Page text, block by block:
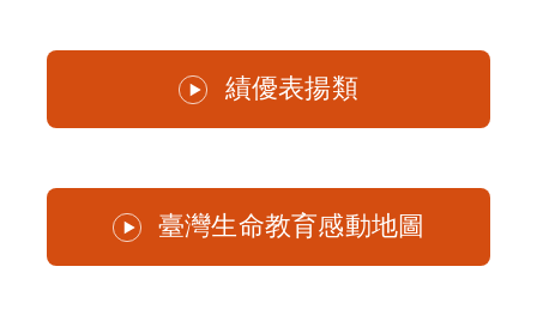
績優表揚類
臺灣生命教育感動地圖